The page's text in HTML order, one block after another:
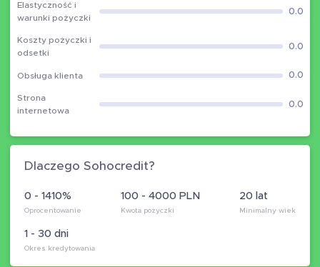
Elastyczność i
warunki pożyczki
0.0
Koszty pożyczki i
odsetki
0.0
Obsługa klienta 0.0
Strona
internetowa
0.0
Dlaczego Sohocredit?
0 - 1410%
Oprocentowanie
100 - 4000 PLN
Kwota pożyczki
1 - 30 dni
Okres kredytowania
20 lat
Minimalny wiek